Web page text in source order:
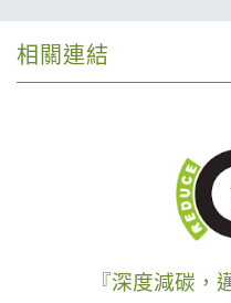
相關連結
『深度減碳